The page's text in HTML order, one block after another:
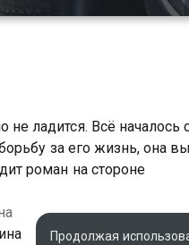
ладится. Всё началось
за его жизнь, она
роман на стороне
Продолжая